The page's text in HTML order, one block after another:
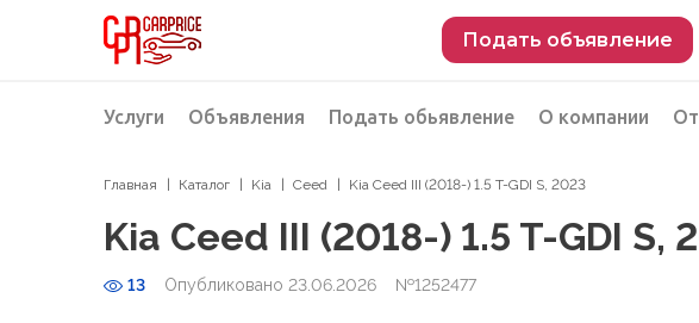
Подать объявление
Услуги
Подбор автомобиля
Подбор автомобиля из Российской Федерации
Подбор автомобиля из Европы
Объявления Подать обьявление
Разместить объявление о продаже
О компании
Главная Каталог Kia Ceed Kia Ceed III (2018-) 1.5 T-GDI S, 2023
Kia Ceed III (2018-) 1.5 T-GDI S,
13 Опубликовано 23.06.2026 №1252477